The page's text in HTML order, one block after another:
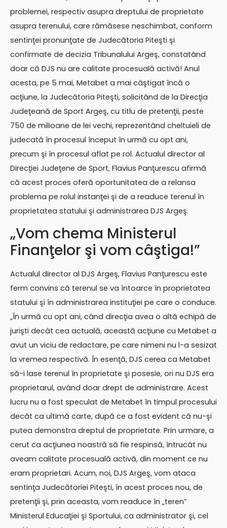
problemei, respectiv asupra dreptului de proprietate
asupra terenului, care rămăsese neschimbat, conform
sentinţei pronunţate de Judecătoria Piteşti şi
confirmate de decizia Tribunalului Argeş, constatând
doar că DJS nu are calitate procesuală activă! Anul
acesta, pe 5 mai, Metabet a mai câştigat încă o
acţiune, la Judecătoria Piteşti, solicitând de la Direcţia
Judeţeană de Sport Argeş, cu titlu de pretenţii, peste
750 de milioane de lei vechi, reprezentând cheltuieli de
judecată în procesul început în urmă cu opt ani,
precum şi în procesul aflat pe rol. Actualul director al
Direcţiei Judeţene de Sport, Flavius Panţurescu afirmă
că acest proces oferă oportunitatea de a relansa
problema pe rolul instanţei şi de a readuce terenul în
proprietatea statului şi administrarea DJS Argeş.
„Vom chema Ministerul
Finanţelor şi vom câştiga!”
Actualul director al DJS Argeş, Flavius Panţurescu este
ferm convins că terenul se va întoarce în proprietatea
statului şi în administrarea instituţiei pe care o conduce.
„În urmă cu opt ani, când direcţia avea o altă echipă de
jurişti decât cea actuală, această acţiune cu Metabet a
avut un viciu de redactare, pe care nimeni nu l-a sesizat
la vremea respectivă. În esenţă, DJS cerea ca Metabet
să-i lase terenul în proprietate şi posesie, ori nu DJS era
proprietarul, având doar drept de administrare. Acest
lucru nu a fost speculat de Metabet în timpul procesului
decât ca ultimă carte, după ce a fost evident că nu-şi
putea demonstra dreptul de proprietate. Prin urmare, a
cerut ca acţiunea noastră să fie respinsă, întrucât nu
aveam calitate procesuală activă, din moment ce nu
eram proprietari. Acum, noi, DJS Argeş, vom ataca
sentinţa Judecătoriei Piteşti, în acest proces nou, de
pretenţii şi, prin aceasta, vom readuce în „teren”
Ministerul Educaţiei şi Sportului, ca administrator şi, cel